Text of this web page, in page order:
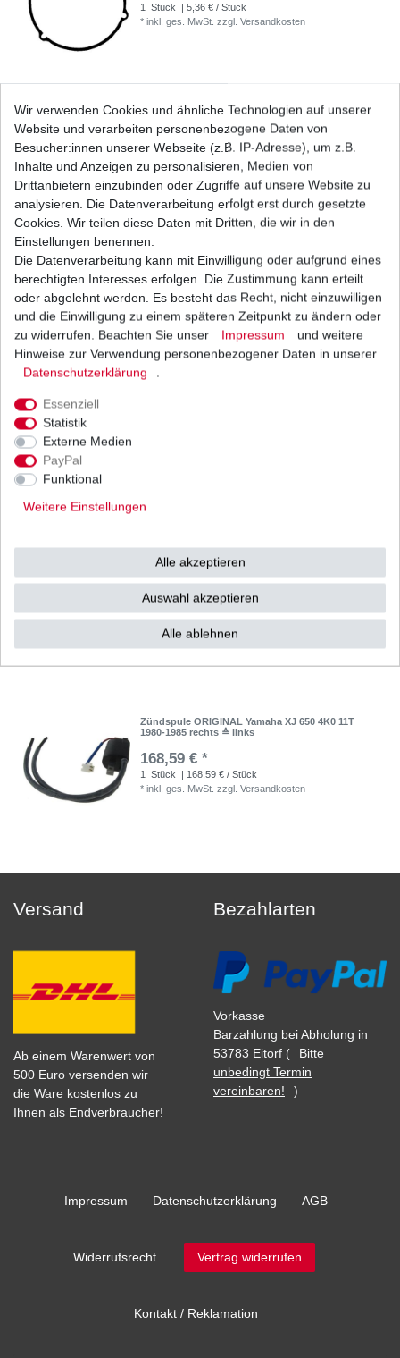
1 Stück
| 5,36 € / Stück
*inkl. ges. MwSt. zzgl.Versandkosten
Regler Lichtmaschine Yamaha XJ 650 / T 4K0
11T 1980 - 1985
UVP 102,89 € 83,99 € *
| 83,99 € / Stück
inkl. ges. MwSt. Versandkosten
Regler Lichtmaschine Yamaha XJ 650 4K0 Turbo
11T 1980-1985 4H7-81960-50
UVP 124,26 € 45,00 € *
1 Stück | 45,00 € / Stück
inkl. ges. MwSt. zzgl.
Zündkerze NGK BPR8ES Yamaha XJ 650 11T XJ
750 41Y XJ 900 31A 4BB 58L
inkl. ges. MwSt.zzgl.
Zündspule ORIGINAL Yamaha XJ 650 4K0 11T
1980-1985 rechts ≙ links
168,59 € *
1 Stück
| 168,59 € / Stück
*inkl. ges. MwSt. zzgl.Versandkosten
Versand
Ab einem Warenwert von
500 Euro versenden wir
die Ware kostenlos zu
Ihnen als Endverbraucher!
Bezahlarten
Vorkasse
Barzahlung bei Abholung in
53783 Eitorf (
Bitte
unbedingt Termin
vereinbaren!
)
Impressum Daten­schutz­erklärung AGB
Widerrufs­recht Vertrag widerrufen
Kontakt / Reklamation
Wir verwenden Cookies und ähnliche Technologien auf unserer
Website und verarbeiten personenbezogene Daten von
Besucher:innen unserer Webseite (z.B. IP-Adresse), um z.B.
Inhalte und Anzeigen zu personalisieren, Medien von
Drittanbietern einzubinden oder Zugriffe auf unsere Website zu
analysieren. Die Datenverarbeitung erfolgt erst durch gesetzte
Cookies. Wir teilen diese Daten mit Dritten, die wir in den
Einstellungen benennen.
Die Datenverarbeitung kann mit Einwilligung oder aufgrund eines
berechtigten Interesses erfolgen. Die Zustimmung kann erteilt
oder abgelehnt werden. Es besteht das Recht, nicht einzuwilligen
und die Einwilligung zu einem späteren Zeitpunkt zu ändern oder
zu widerrufen. Beachten Sie unser
Impressum
und weitere
Hinweise zur Verwendung personenbezogener Daten in unserer
Daten­schutz­erklärung
.
Essenziell
Statistik
Externe Medien
PayPal
Funktional
Weitere Einstellungen
Alle akzeptieren
Auswahl akzeptieren
Alle ablehnen